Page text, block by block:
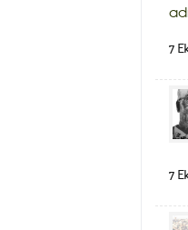
7
7